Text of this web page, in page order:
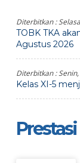
Diterbitkan :
TOBK TKA
Agustus 2026
Diterbitkan :
Kelas XI-5
Prestasi